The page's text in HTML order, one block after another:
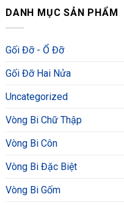
DANH MỤC SẢN PHẨM
Gối Đỡ - Ổ Đỡ
Gối Đỡ Hai Nửa
Uncategorized
Vòng Bi Chữ Thập
Vòng Bi Côn
Vòng Bi Đặc Biệt
Vòng Bi Gốm